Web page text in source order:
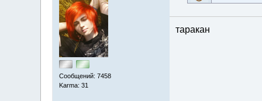
Сообщений: 7458
Karma: 31
таракан